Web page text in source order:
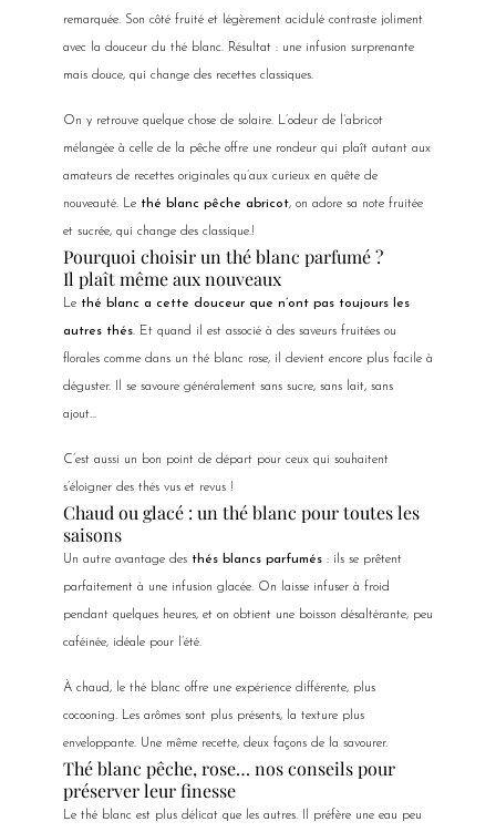
remarquée. Son côté fruité et légèrement acidulé contraste joliment
avec la douceur du thé blanc. Résultat : une infusion surprenante
mais douce, qui change des recettes classiques.
On y retrouve quelque chose de solaire. L’odeur de l’abricot
mélangée à celle de la pêche offre une rondeur qui plaît autant aux
amateurs de recettes originales qu’aux curieux en quête de
nouveauté. Lethé blanc pêche abricot, on adore sa note fruitée
et sucrée, qui change des classique.!
Pourquoi choisir un thé blanc parfumé ?
Il plaît même aux nouveaux
Lethé blanc a cette douceur que n’ont pas toujours les
autres thés. Et quand il est associé à des saveurs fruitées ou
florales comme dans un thé blanc rose, il devient encore plus facile à
déguster. Il se savoure généralement sans sucre, sans lait, sans
ajout…
C’est aussi un bon point de départ pour ceux qui souhaitent
s’éloigner des thés vus et revus !
Chaud ou glacé : un thé blanc pour toutes les
saisons
Un autre avantage des thés blancs parfumés: ils se prêtent
parfaitement à une infusion glacée. On laisse infuser à froid
pendant quelques heures, et on obtient une boisson désaltérante, peu
caféinée, idéale pour l’été.
À chaud, le thé blanc offre une expérience différente, plus
cocooning. Les arômes sont plus présents, la texture plus
enveloppante. Une même recette, deux façons de la savourer.
Thé blanc pêche, rose… nos conseils pour
préserver leur finesse
Le thé blanc est plus délicat que les autres. Il préfère une eau peu